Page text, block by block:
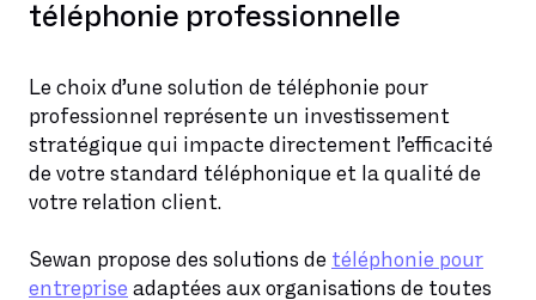
téléphonie professionnelle
Le choix d’une solution de téléphonie pour
professionnel représente un investissement
stratégique qui impacte directement l’efficacité
de votre standard téléphonique et la qualité de
votre relation client.
Sewan propose des solutions de téléphonie pour
entreprise adaptées aux organisations de toutes